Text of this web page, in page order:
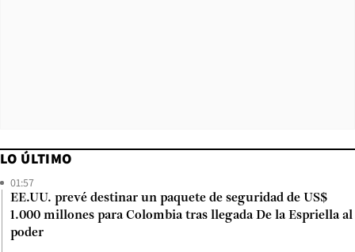
LO ÚLTIMO
01:57
EE.UU. prevé destinar un paquete de seguridad de US$
1.000 millones para Colombia tras llegada De la Espriella al
poder